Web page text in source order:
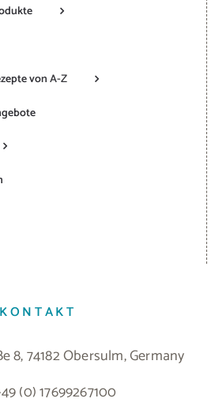
von A-Z
KONTAKT
8, 74182 Obersulm, Germany
(0) 17699267100